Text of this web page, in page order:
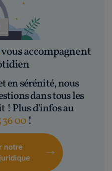
vous accompagnent
en sérénité, nous
dans tous les
! Plus d'infos au
36 00 !
notre